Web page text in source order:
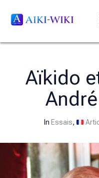
Aïkido
In Essais,